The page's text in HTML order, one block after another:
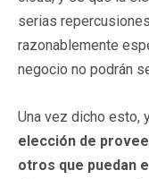
serias
razonablemente
negocio no podrán
Una vez dicho esto,
elección de
otros que puedan